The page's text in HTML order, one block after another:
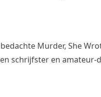
Murder, She
schrijfster en amateur-